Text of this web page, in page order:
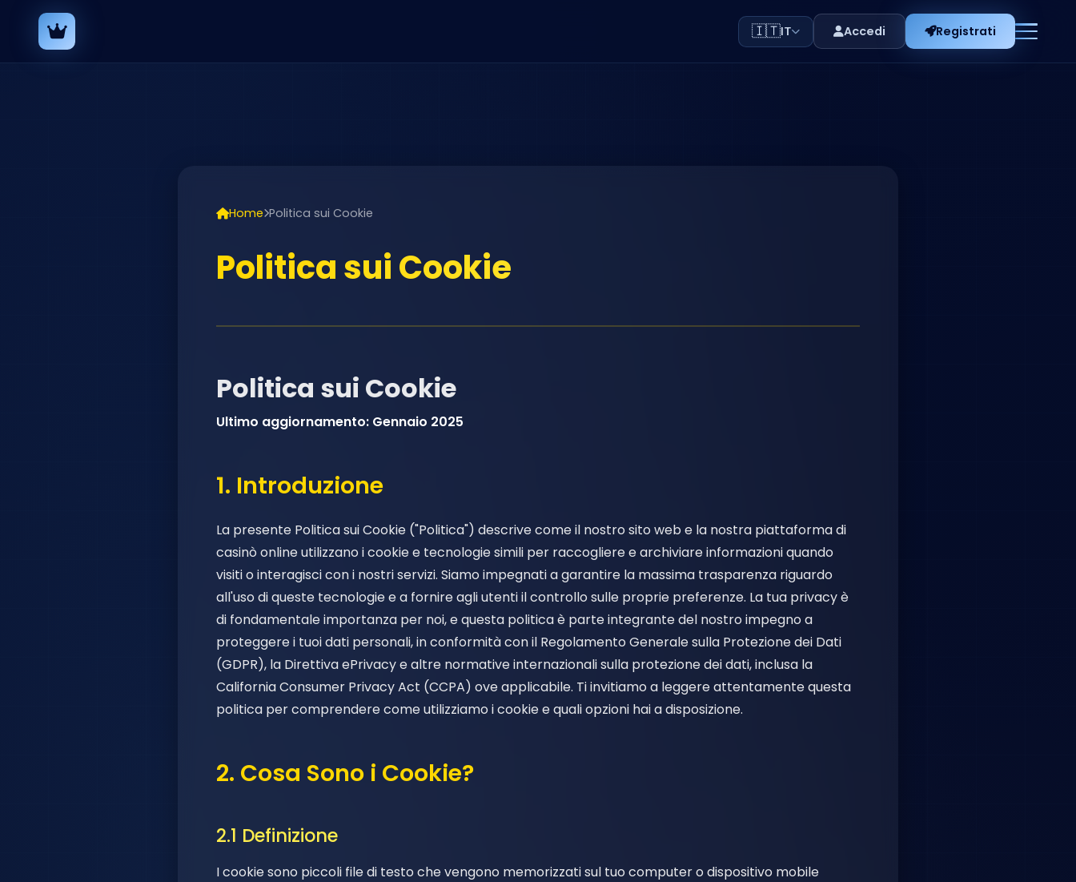
🇮🇹IT Accedi Registrati
Home Politica sui Cookie
Politica sui Cookie
Politica sui Cookie
Ultimo aggiornamento: Gennaio 2025
1. Introduzione
La presente Politica sui Cookie ("Politica") descrive come il nostro sito web e la nostra piattaforma di
casinò online utilizzano i cookie e tecnologie simili per raccogliere e archiviare informazioni quando
visiti o interagisci con i nostri servizi. Siamo impegnati a garantire la massima trasparenza riguardo
all'uso di queste tecnologie e a fornire agli utenti il controllo sulle proprie preferenze. La tua privacy è
di fondamentale importanza per noi, e questa politica è parte integrante del nostro impegno a
proteggere i tuoi dati personali, in conformità con il Regolamento Generale sulla Protezione dei Dati
(GDPR), la Direttiva ePrivacy e altre normative internazionali sulla protezione dei dati, inclusa la
California Consumer Privacy Act (CCPA) ove applicabile. Ti invitiamo a leggere attentamente questa
politica per comprendere come utilizziamo i cookie e quali opzioni hai a disposizione.
2. Cosa Sono i Cookie?
2.1 Definizione
I cookie sono piccoli file di testo che vengono memorizzati sul tuo computer o dispositivo mobile